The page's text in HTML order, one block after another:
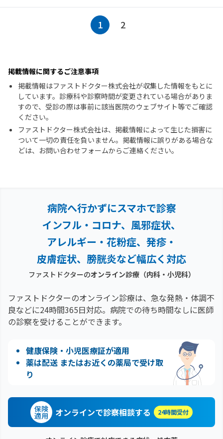
1 2
掲載情報に関するご注意事項
掲載情報はファストドクター株式会社が収集した情報をもとに
しています。診療科や診察時間が変更されている場合がありま
すので、受診の際は事前に該当医院のウェブサイト等でご確認
ください。
ファストドクター株式会社は、掲載情報によって生じた損害に
ついて一切の責任を負いません。掲載情報に誤りがある場合な
どは、お問い合わせフォームからご連絡ください。
病院へ行かずにスマホで診察
インフル・コロナ、風邪症状、
アレルギー・花粉症、 発疹・
皮膚症状、膀胱炎など幅広く対応
ファストドクターのオンライン診療（内科・小児科）
ファストドクターのオンライン診療は、急な発熱・体調不
良などに24時間365日対応。 病院での待ち時間なしに医師
の診察を受けることができます。
健康保険・小児医療証が適用
薬は配送 またはお近くの薬局で受け取
り
保険
適用 オンラインで診察相談する 24時間受付